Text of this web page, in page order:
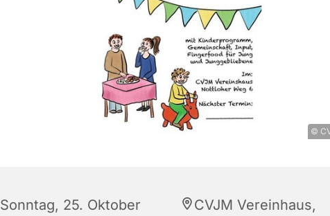
©
Sonntag, 25. Oktober
CVJM Vereinhaus,